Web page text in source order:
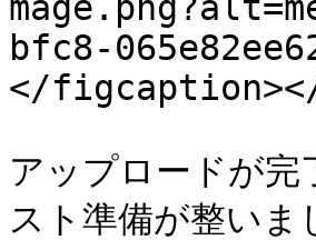
bfc8-
</
アップロードが完
スト準備が整いま